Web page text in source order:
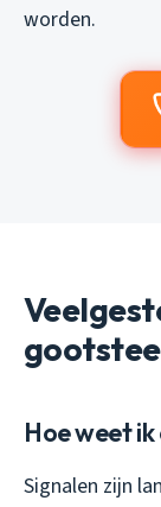
worden.
Hoe weet
Signalen zijn